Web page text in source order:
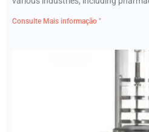
Consulte Mais informação "